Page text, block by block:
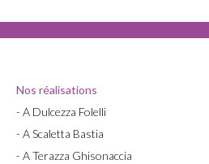
Nos réalisations
- A Dulcezza Folelli
- A Scaletta Bastia
- A Terazza Ghisonaccia